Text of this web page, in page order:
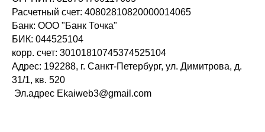
Расчетный счет: 40802810820000014065
Банк: ООО "Банк Точка"
БИК: 044525104
корр. счет: 30101810745374525104
Адрес: 192288, г. Санкт-Петербург, ул. Димитрова, д.
31/1, кв. 520
Эл.адрес Ekaiweb3@gmail.com